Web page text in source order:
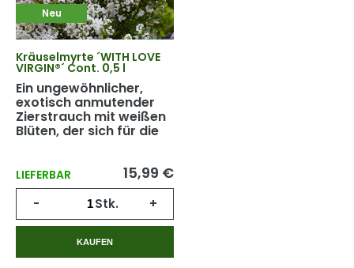
Neu
Kräuselmyrte ´WITH LOVE
VIRGIN®´ Cont. 0,5 l
Ein ungewöhnlicher,
exotisch anmutender
Zierstrauch mit weißen
Blüten, der sich für die
LIEFERBAR 15,99 €
- Stk. +
KAUFEN